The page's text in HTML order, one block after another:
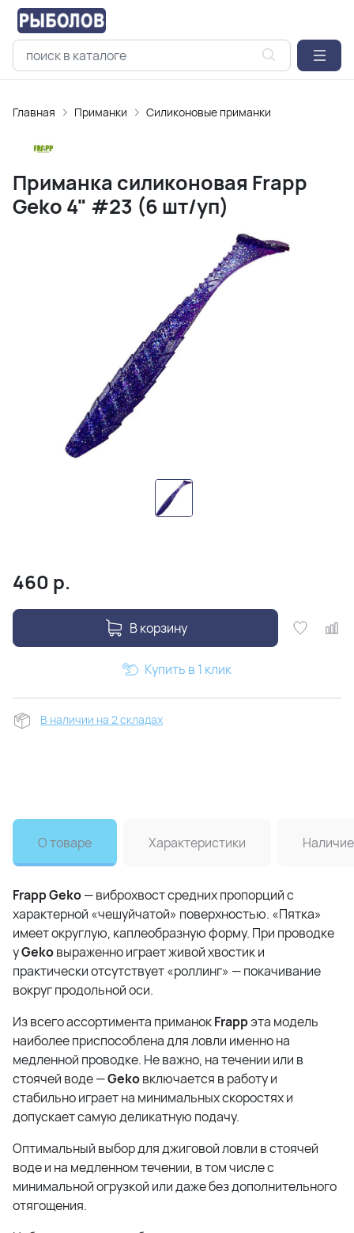
Главная Приманки Силиконовые приманки
Приманка силиконовая Frapp
Geko 4" #23 (6 шт/уп)
460 р.
В корзину
Купить в 1 клик
В наличии на 2 складах
О товаре Характеристики Наличие
Frapp Geko— виброхвост средних пропорций с
характерной «чешуйчатой» поверхностью. «Пятка»
имеет округлую, каплеобразную форму. При проводке
уGekoвыраженно играет живой хвостик и
практически отсутствует «роллинг» — покачивание
вокруг продольной оси.
Из всего ассортимента приманокFrappэта модель
наиболее приспособлена для ловли именно на
медленной проводке. Не важно, на течении или в
стоячей воде —Gekoвключается в работу и
стабильно играет на минимальных скоростях и
допускает самую деликатную подачу.
Оптимальный выбор для джиговой ловли в стоячей
воде и на медленном течении, в том числе с
минимальной огрузкой или даже без дополнительного
отягощения.